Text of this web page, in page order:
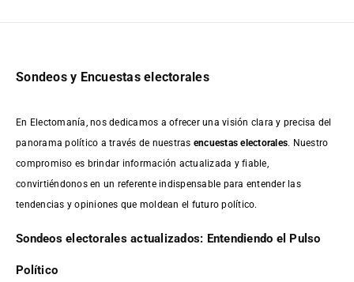
Sondeos y Encuestas electorales
En Electomanía, nos dedicamos a ofrecer una visión clara y precisa del
panorama político a través de nuestras encuestas electorales. Nuestro
compromiso es brindar información actualizada y fiable,
convirtiéndonos en un referente indispensable para entender las
tendencias y opiniones que moldean el futuro político.
Sondeos electorales actualizados: Entendiendo el Pulso
Político